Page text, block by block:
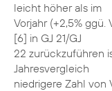
leicht höher als im
Vorjahr (+2,5% ggü.
[6] in GJ 21/GJ
22 zurückzuführen
Jahresvergleich
niedrigere Zahl von